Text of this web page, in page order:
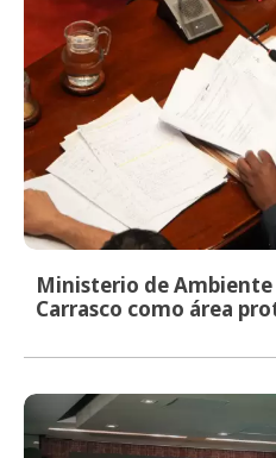
Ministerio de
Carrasco como área